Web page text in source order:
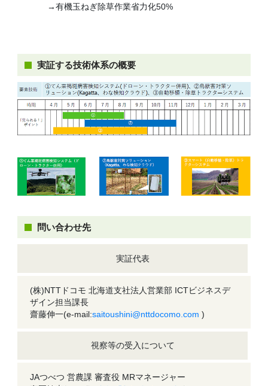
→有機玉ねぎ除草作業省力化50%
実証する技術体系の概要
問い合わせ先
実証代表
(株)NTTドコモ 北海道支社法人営業部 ICTビジネスデ
ザイン担当課長
齋藤伸一(e-mail:saitoushini@nttdocomo.com )
視察等の受入について
JAつべつ 営農課 審査役 MRマネージャー